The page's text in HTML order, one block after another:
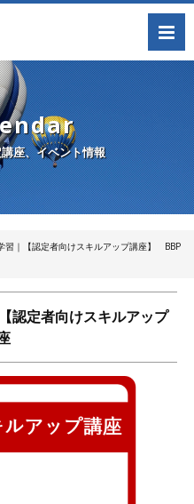
座、イベント情報
習｜【認定者向けスキルアップ講座】 BBP
認定者向けスキルアップ